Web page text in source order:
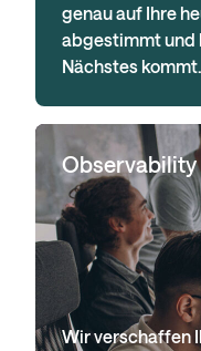
genau auf Ihre
abgestimmt und
Nächstes kommt.
Observability
Wir verschaffen